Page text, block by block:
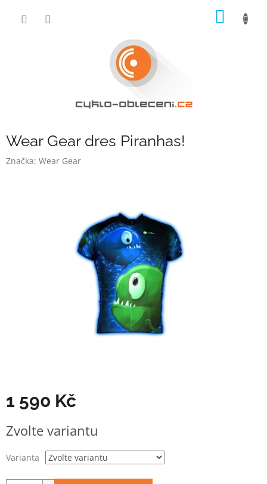
Wear Gear dres Piranhas!
Značka: Wear Gear
1 590 Kč
cena:
Zvolte variantu
Varianta